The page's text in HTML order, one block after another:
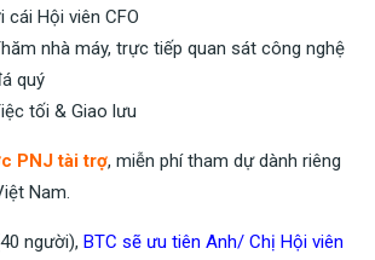
Hội viên CFO
nhà máy, trực tiếp quan sát công nghệ
quý
tối & Giao lưu
PNJ tài trợ, miễn phí tham dự dành riêng
Nam.
người), BTC sẽ ưu tiên Anh/ Chị Hội viên